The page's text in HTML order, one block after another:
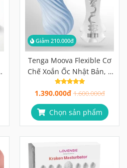
Giảm 210.000đ
Tenga Moova Flexible Cơ
Chế Xoắn Ốc Nhật Bản, 4
Phiên Bản Cảm Giác, Vệ
Sinh Lộn Ngược Hoàn
Toàn
1.390.000đ 1.600.000đ
Chọn sản phẩm